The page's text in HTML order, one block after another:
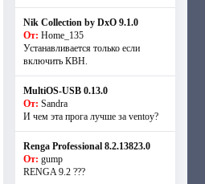
Nik Collection by DxO 9.1.0
От: Home_135
Устанавливается только если
включить КВН.
MultiOS-USB 0.13.0
От: Sandra
И чем эта прога лучше за ventoy?
Renga Professional 8.2.13823.0
От: gump
RENGA 9.2 ???